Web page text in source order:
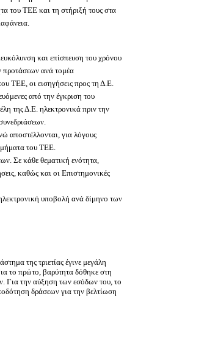
του ΤΕΕ και τη στήριξή τους στα
και επίσπευση του χρόνου
προτάσεων ανά τομέα
ΤΕΕ, οι εισηγήσεις προς τη Δ.Ε.
από την έγκριση του
της Δ.Ε. ηλεκτρονικά πριν την
αποστέλλονται, για λόγους
του ΤΕΕ.
Σε κάθε θεματική ενότητα,
καθώς και οι Επιστημονικές
υποβολή ανά δίμηνο των
της τριετίας έγινε μεγάλη
το πρώτο, βαρύτητα δόθηκε στη
Για την αύξηση των εσόδων του, το
δράσεων για την βελτίωση